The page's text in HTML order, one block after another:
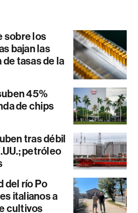
sobre los
bajan las
de tasas de la
45%
de chips
tras débil
petróleo
del río Po
italianos a
cultivos